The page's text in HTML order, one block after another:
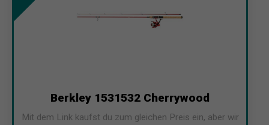
Berkley 1531532 Cherrywood
Mit dem Link kaufst du zum gleichen Preis ein, aber wir